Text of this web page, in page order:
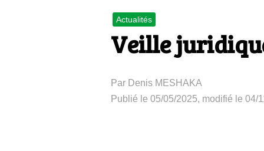
Le
Actualités
Veille
Par Denis MESHAKA
Publié le 05/05/2025, modifié le 04/